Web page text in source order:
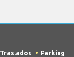
Traslados Parking